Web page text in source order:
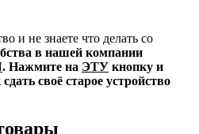
и не знаете что делать со
в нашей компании
. Нажмите на ЭТУ кнопку и
своё старое устройство